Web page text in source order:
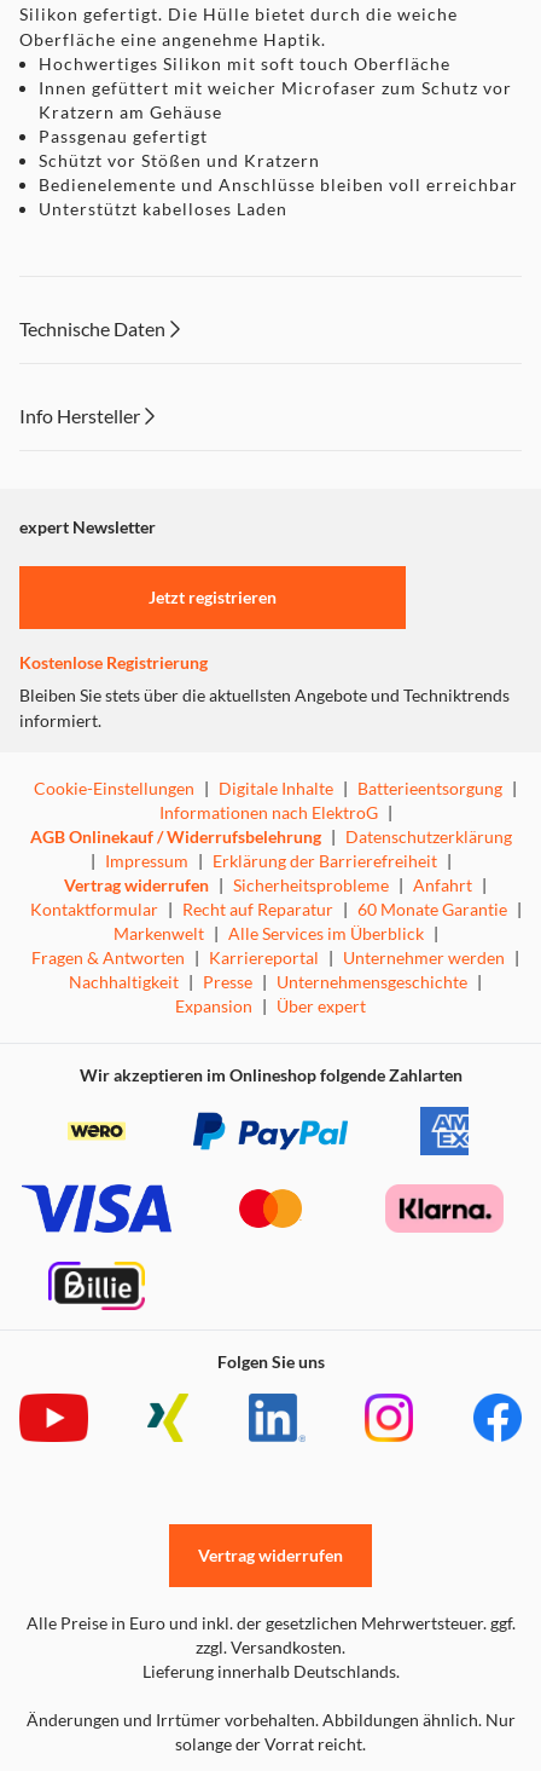
Silikon gefertigt. Die Hülle bietet durch die weiche
Oberfläche eine angenehme Haptik.
Hochwertiges Silikon mit soft touch Oberfläche
Innen gefüttert mit weicher Microfaser zum Schutz vor
Kratzern am Gehäuse
Passgenau gefertigt
Schützt vor Stößen und Kratzern
Bedienelemente und Anschlüsse bleiben voll erreichbar
Unterstützt kabelloses Laden
Technische Daten
Info Hersteller
"Marketing".
Einstellungen anpassen
expert Newsletter
Jetzt registrieren
Kostenlose Registrierung
Bleiben Sie stets über die aktuellsten Angebote und Techniktrends
informiert.
Cookie-Einstellungen | Digitale Inhalte | Batterieentsorgung |
Informationen nach ElektroG |
AGB Onlinekauf / Widerrufsbelehrung | Datenschutzerklärung
| Impressum | Erklärung der Barrierefreiheit |
Vertrag widerrufen | Sicherheitsprobleme | Anfahrt |
Kontaktformular | Recht auf Reparatur | 60 Monate Garantie |
Markenwelt | Alle Services im Überblick |
Fragen & Antworten | Karriereportal | Unternehmer werden |
Nachhaltigkeit | Presse | Unternehmensgeschichte |
Expansion | Über expert
Wir akzeptieren im Onlineshop folgende Zahlarten
Folgen Sie uns
Alle Preise in Euro und inkl. der gesetzlichen Mehrwertsteuer. ggf.
zzgl. Versandkosten.
Lieferung innerhalb Deutschlands.
Änderungen und Irrtümer vorbehalten. Abbildungen ähnlich. Nur
solange der Vorrat reicht.
Vertrag widerrufen